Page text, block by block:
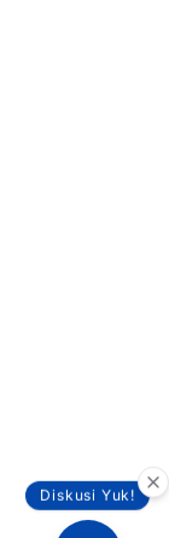
Diskusi Yuk!